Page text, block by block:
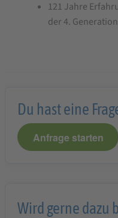
121 Jahre
der 4. Generation
Du hast eine
Anfrage starten
Wird gerne dazu